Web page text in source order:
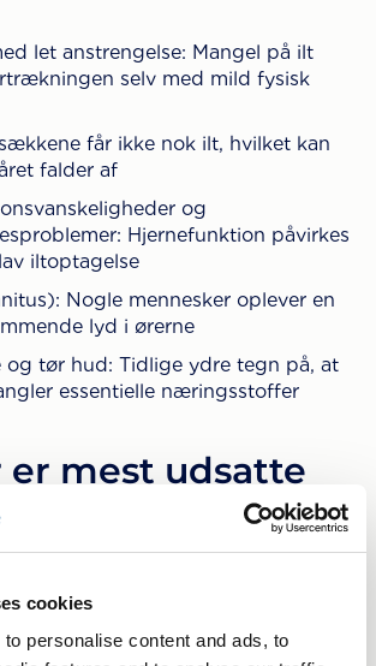
cookies
personalise content and ads, to
let anstrengelse: Mangel på ilt
selv med mild fysisk
får ikke nok ilt, hvilket kan
falder af
og
Hjernefunktion påvirkes
iltoptagelse
Nogle mennesker oplever en
lyd i ørerne
og tør hud: Tidlige ydre tegn på, at
essentielle næringsstoffer
er mest udsatte
hår på grund
udsatte for jernmangel, især på
graviditet eller jernfattige